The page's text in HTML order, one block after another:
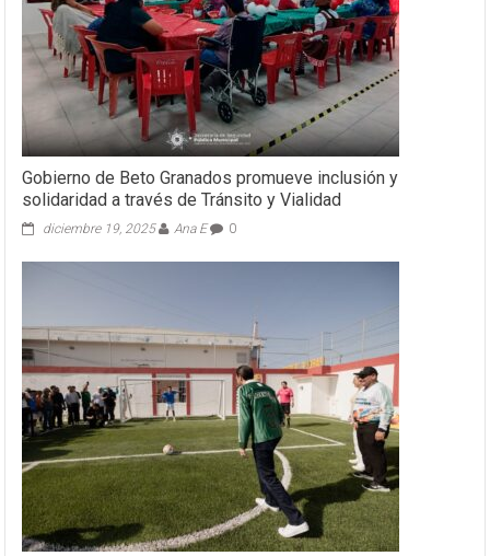
Gobierno de Beto Granados promueve inclusión y
solidaridad a través de Tránsito y Vialidad
diciembre 19, 2025 Ana E 0